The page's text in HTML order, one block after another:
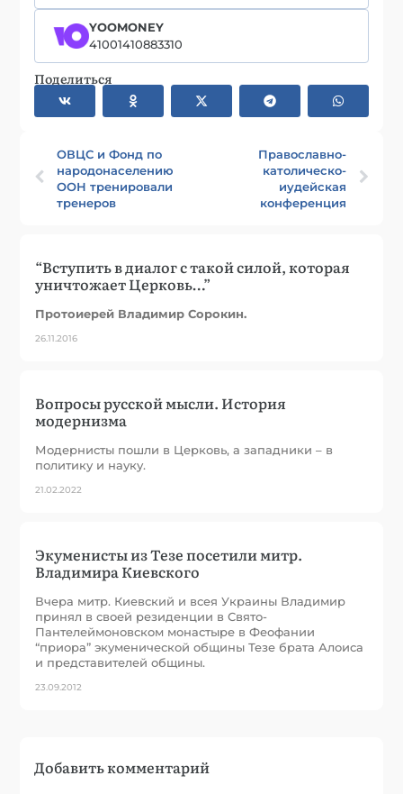
YOOMONEY
41001410883310
Поделиться
ОВЦС и Фонд по
народонаселению
ООН тренировали
тренеров
Православно-
католическо-
иудейская
конференция
“Вступить в диалог с такой силой, которая
уничтожает Церковь…”
Протоиерей Владимир Сорокин.
26.11.2016
Вопросы русской мысли. История
модернизма
Модернисты пошли в Церковь, а западники – в
политику и науку.
21.02.2022
Экуменисты из Тезе посетили митр.
Владимира Киевского
Вчера митр. Киевский и всея Украины Владимир
принял в своей резиденции в Свято-
Пантелеймоновском монастыре в Феофании
“приора” экуменической общины Тезе брата Алоиса
и представителей общины.
23.09.2012
Добавить комментарий